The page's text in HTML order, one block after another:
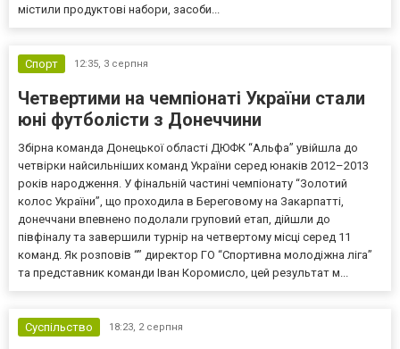
містили продуктові набори, засоби...
Спорт 12:35, 3 серпня
Четвертими на чемпіонаті України стали
юні футболісти з Донеччини
Збірна команда Донецької області ДЮФК “Альфа” увійшла до
четвірки найсильніших команд України серед юнаків 2012–2013
років народження. У фінальній частині чемпіонату “Золотий
колос України”, що проходила в Береговому на Закарпатті,
донеччани впевнено подолали груповий етап, дійшли до
півфіналу та завершили турнір на четвертому місці серед 11
команд. Як розповів “” директор ГО “Спортивна молодіжна ліга”
та представник команди Іван Коромисло, цей результат м...
Суспільство 18:23, 2 серпня